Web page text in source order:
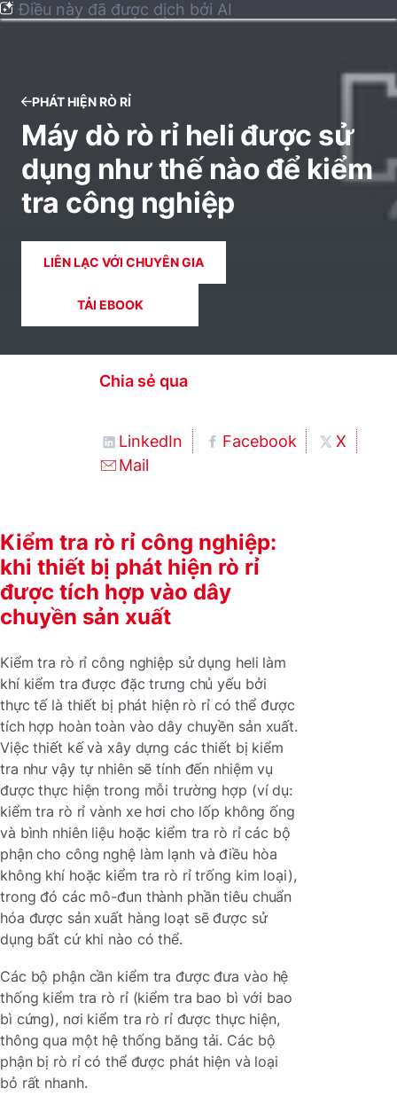
Điều này đã được dịch bởi AI
PHÁT HIỆN RÒ RỈ
Máy dò rò rỉ heli được sử
dụng như thế nào để kiểm
tra công nghiệp
LIÊN LẠC VỚI CHUYÊN GIA
TẢI EBOOK
Chia sẻ qua
LinkedIn Facebook
X
Mail
Kiểm tra rò rỉ công nghiệp:
khi thiết bị phát hiện rò rỉ
được tích hợp vào dây
chuyền sản xuất
Kiểm tra rò rỉ công nghiệp sử dụng heli làm
khí kiểm tra được đặc trưng chủ yếu bởi
thực tế là thiết bị phát hiện rò rỉ có thể được
tích hợp hoàn toàn vào dây chuyền sản xuất.
Việc thiết kế và xây dựng các thiết bị kiểm
tra như vậy tự nhiên sẽ tính đến nhiệm vụ
được thực hiện trong mỗi trường hợp (ví dụ:
kiểm tra rò rỉ vành xe hơi cho lốp không ống
và bình nhiên liệu hoặc kiểm tra rò rỉ các bộ
phận cho công nghệ làm lạnh và điều hòa
không khí hoặc kiểm tra rò rỉ trống kim loại),
trong đó các mô-đun thành phần tiêu chuẩn
hóa được sản xuất hàng loạt sẽ được sử
dụng bất cứ khi nào có thể.
Các bộ phận cần kiểm tra được đưa vào hệ
thống kiểm tra rò rỉ (kiểm tra bao bì với bao
bì cứng), nơi kiểm tra rò rỉ được thực hiện,
thông qua một hệ thống băng tải. Các bộ
phận bị rò rỉ có thể được phát hiện và loại
bỏ rất nhanh.